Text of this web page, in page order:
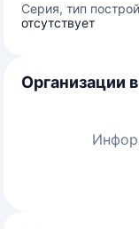
Серия, тип
отсутствует
Организации